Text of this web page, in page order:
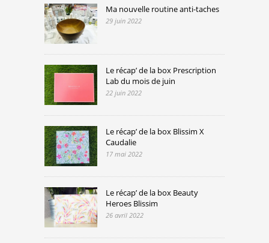
Ma nouvelle routine anti-taches
29 juin 2022
Le récap’ de la box Prescription
Lab du mois de juin
22 juin 2022
Le récap’ de la box Blissim X
Caudalie
17 mai 2022
Le récap’ de la box Beauty
Heroes Blissim
26 avril 2022